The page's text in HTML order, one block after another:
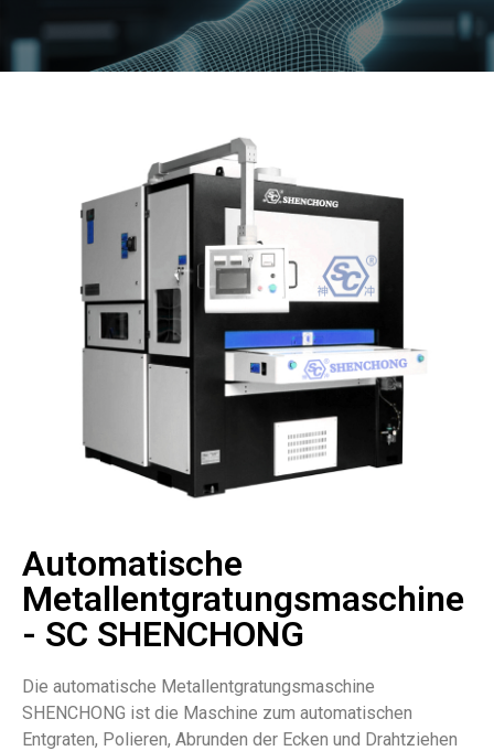
Automatische
Metallentgratungsmaschine
- SC SHENCHONG
Die automatische Metallentgratungsmaschine
SHENCHONG ist die Maschine zum automatischen
Entgraten, Polieren, Abrunden der Ecken und Drahtziehen